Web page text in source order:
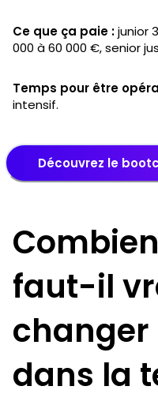
Ce que ça paie :junior
000 à 60 000 €, senior
Temps pour être
intensif.
Découvrez le
faut-il
changer
dans la